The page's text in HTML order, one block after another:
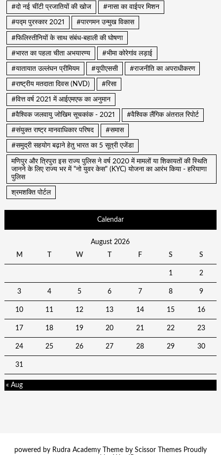
#दो नई चींटी प्रजातियों की खोज #नासा का वाईपर मिशन
#पद्म पुरस्कार 2021 #पारगमन उन्मुख विकास
#फिलिस्तीनियों के साथ संबंध-बहाली की घोषणा
#भारत का पहला चीता अभयारण्य #भीमा कोरेगांव लड़ाई
#यातायात उल्लंघन प्रीमियम #यूपीएससी #राजनीति का अपराधीकरण
#राष्ट्रीय मतदाता दिवस (NVD) #रिसा
#वित्त वर्ष 2021 में आईएमएफ का अनुमान
#वैश्विक जलवायु जोखिम सूचकांक - 2021 #वैश्विक लैंगिक अंतराल रिपोर्ट
#संयुक्त राष्ट्र मानवाधिकार परिषद #समास
#समुद्री सहयोग बढ़ाने हेतु भारत का 5 सूत्री एजेंडा
मणिपुर और त्रिपुरा इस राज्य पुलिस ने वर्ष 2020 में मामलों या शिकायतों की स्थिति
जानने के लिए राज्य भर में "नो युवर केस" (KYC) योजना का आरंभ किया - हरियाणा
पुलिस
श्रमशक्ति पोर्टल
Calendar
August 2026
M
W F S S
1 2
3 4 5 6 7 8 9
10 11 12 13 14 15 16
17 18 19 20 21 22 23
24 25 26 27 28 29 30
31
« Aug
powered by Rudra Academy Theme by Scissor Themes Proudly